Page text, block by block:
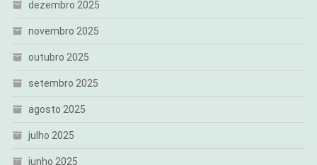
dezembro 2025
novembro 2025
outubro 2025
setembro 2025
agosto 2025
julho 2025
junho 2025